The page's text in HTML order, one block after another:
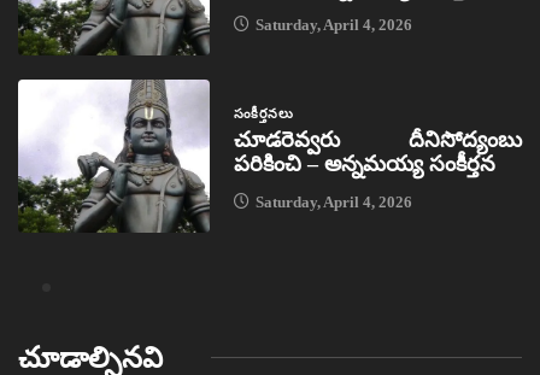
Saturday, April 4, 2026
సంకీర్తనలు
చూడరెవ్వరు దీనిసోద్యంబు
పరికించి – అన్నమయ్య సంకీర్తన
Saturday, April 4, 2026
చూడాల్సినవి